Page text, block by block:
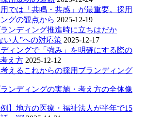
では「共鳴・共感」が最重要。採用
グの観点から 2025-12-19
ンディング推進時に立ちはだか
い人”への対応策 2025-12-17
ィングで「強み」を明確にする際の
え方 2025-12-12
えるこれからの採用ブランディング
ンディングの実施・考え方の全体像
例】地方の医療・福祉法人が半年で15